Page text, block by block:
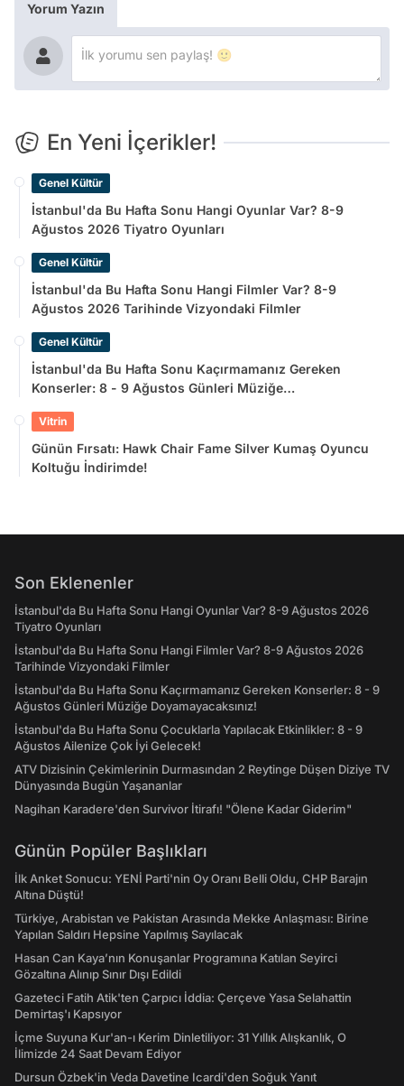
Yorum Yazın
En Yeni İçerikler!
Genel Kültür
İstanbul'da Bu Hafta Sonu Hangi Oyunlar Var? 8-9
Ağustos 2026 Tiyatro Oyunları
Genel Kültür
İstanbul'da Bu Hafta Sonu Hangi Filmler Var? 8-9
Ağustos 2026 Tarihinde Vizyondaki Filmler
Genel Kültür
İstanbul'da Bu Hafta Sonu Kaçırmamanız Gereken
Konserler: 8 - 9 Ağustos Günleri Müziğe
Vitrin
Günün Fırsatı: Hawk Chair Fame Silver Kumaş Oyuncu
Koltuğu İndirimde!
Son Eklenenler
İstanbul'da Bu Hafta Sonu Hangi Oyunlar Var? 8-9 Ağustos 2026
Tiyatro Oyunları
İstanbul'da Bu Hafta Sonu Hangi Filmler Var? 8-9 Ağustos 2026
Tarihinde Vizyondaki Filmler
İstanbul'da Bu Hafta Sonu Kaçırmamanız Gereken Konserler: 8 - 9
Ağustos Günleri Müziğe Doyamayacaksınız!
İstanbul'da Bu Hafta Sonu Çocuklarla Yapılacak Etkinlikler: 8 - 9
Ağustos Ailenize Çok İyi Gelecek!
ATV Dizisinin Çekimlerinin Durmasından 2 Reytinge Düşen Diziye TV
Dünyasında Bugün Yaşananlar
Nagihan Karadere'den Survivor İtirafı! "Ölene Kadar Giderim"
Günün Popüler Başlıkları
İlk Anket Sonucu: YENİ Parti'nin Oy Oranı Belli Oldu, CHP Barajın
Altına Düştü!
Türkiye, Arabistan ve Pakistan Arasında Mekke Anlaşması: Birine
Yapılan Saldırı Hepsine Yapılmış Sayılacak
Hasan Can Kaya’nın Konuşanlar Programına Katılan Seyirci
Gözaltına Alınıp Sınır Dışı Edildi
Gazeteci Fatih Atik'ten Çarpıcı İddia: Çerçeve Yasa Selahattin
Demirtaş'ı Kapsıyor
İçme Suyuna Kur'an-ı Kerim Dinletiliyor: 31 Yıllık Alışkanlık, O
İlimizde 24 Saat Devam Ediyor
Dursun Özbek'in Veda Davetine Icardi'den Soğuk Yanıt